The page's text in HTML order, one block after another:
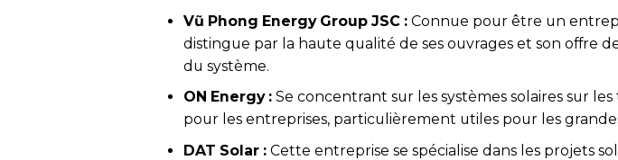
Vũ Phong Energy Group JSC : Connue pour être un
distingue par la haute qualité de ses ouvrages et son offre
du système.
ON Energy : Se concentrant sur les systèmes solaires sur
pour les entreprises, particulièrement utiles pour les
DAT Solar : Cette entreprise se spécialise dans les projets